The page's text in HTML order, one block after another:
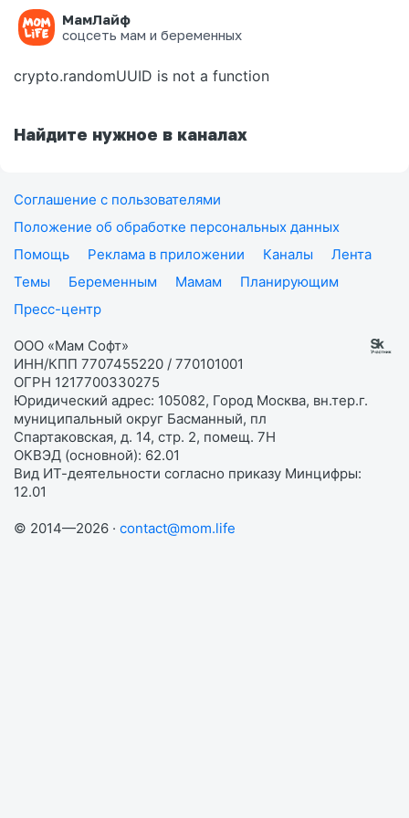
МамЛайф
соцсеть мам и беременных
Ошибка на странице
crypto.randomUUID is not a function
Найдите нужное в каналах
Соглашение с пользователями
Положение об обработке персональных данных
Помощь
Реклама в приложении Каналы
Лента
Темы
Беременным Мамам
Планирующим
Пресс-центр
ООО «Мам Софт»
ИНН/КПП 7707455220 / 770101001
ОГРН 1217700330275
Юридический адрес: 105082, Город Москва, вн.тер.г.
муниципальный округ Басманный, пл
Спартаковская, д. 14, стр. 2, помещ. 7Н
ОКВЭД (основной): 62.01
Вид ИТ-деятельности согласно приказу Минцифры:
12.01
© 2014—2026 · contact@mom.life